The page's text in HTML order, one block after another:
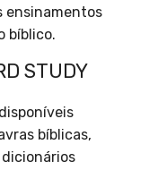
ensinamentos
bíblico.
STUDY
bíblicas,